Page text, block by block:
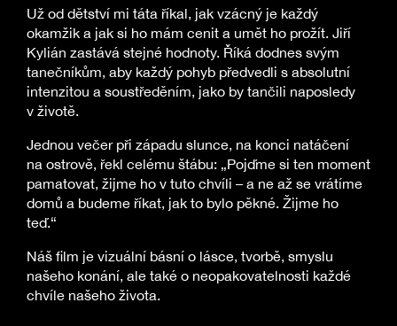
Už od dětství mi táta říkal, jak vzácný je každý
okamžik a jak si ho mám cenit a umět ho prožít. Jiří
Kylián zastává stejné hodnoty. Říká dodnes svým
tanečníkům, aby každý pohyb předvedli s absolutní
intenzitou a soustředěním, jako by tančili naposledy
v životě.
Jednou večer při západu slunce, na konci natáčení
na ostrově, řekl celému štábu: „Pojďme si ten moment
pamatovat, žijme ho v tuto chvíli – a ne až se vrátíme
domů a budeme říkat, jak to bylo pěkné. Žijme ho
teď.“
Náš film je vizuální básní o lásce, tvorbě, smyslu
našeho konání, ale také o neopakovatelnosti každé
chvíle našeho života.